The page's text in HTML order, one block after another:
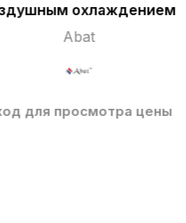
охлаждением
Abat
для просмотра цены